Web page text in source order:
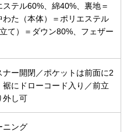
革小物
その他
テル60%、綿40%、裏地＝
わた（本体）＝ポリエステル
て）＝ダウン80%、フェザー
ナー開閉／ポケットは前面に2
裾にドローコード入り／前立
外し可
ニング